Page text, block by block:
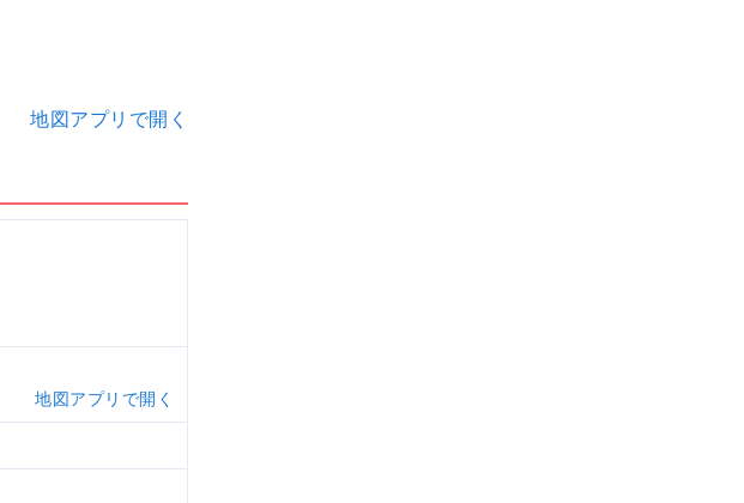
地図アプリで開く
地図アプリで開く